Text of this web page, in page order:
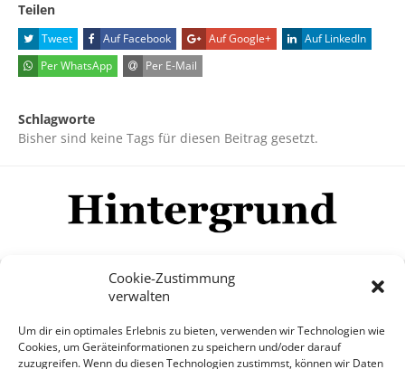
Cookie-Zustimmung
verwalten
Um dir ein optimales Erlebnis zu bieten, verwenden wir Technologien wie
Cookies, um Geräteinformationen zu speichern und/oder darauf
zuzugreifen. Wenn du diesen Technologien zustimmst, können wir Daten
Teilen
Tweet Auf Facebook Auf Google+
Auf LinkedIn
Per WhatsApp
Per E-Mail
Schlagworte
Bisher sind keine Tags für diesen Beitrag gesetzt.
Mehr